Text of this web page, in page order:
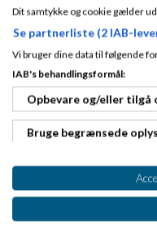
Dit samtykke og cookie gælder
Se partnerliste (2 IAB-
Vi bruger dine data til følgende
IAB's behandlingsformål:
Opbevare og/eller tilgå
Bruge begrænsede
Oprette profiler til
Bruge profiler til at